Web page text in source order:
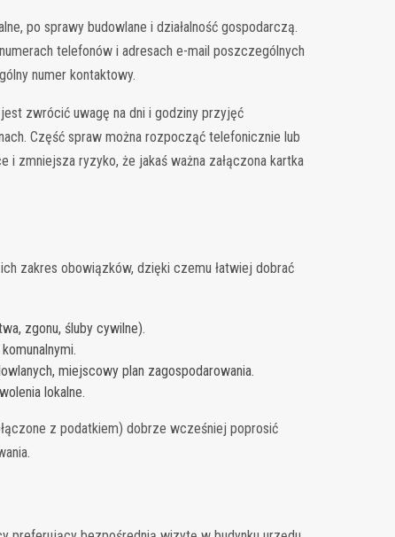
po sprawy budowlane i działalność gospodarczą.
telefonów i adresach e-mail poszczególnych
numer kontaktowy.
zwrócić uwagę na dni i godziny przyjęć
Część spraw można rozpocząć telefonicznie lub
zmniejsza ryzyko, że jakaś ważna załączona kartka
zakres obowiązków, dzięki czemu łatwiej dobrać
zgonu, śluby cywilne).
miejscowy plan zagospodarowania.
lokalne.
z podatkiem) dobrze wcześniej poprosić